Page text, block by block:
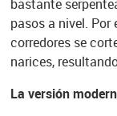
bastante
pasos a nivel. Por
corredores se
narices,
La versión